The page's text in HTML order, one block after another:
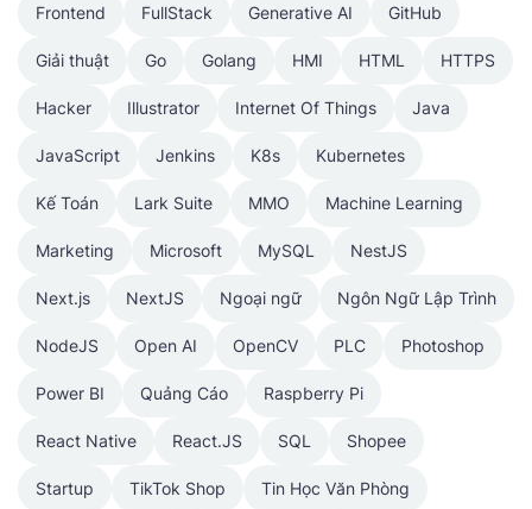
Frontend FullStack Generative AI GitHub
Giải thuật Go Golang HMI HTML HTTPS
Hacker Illustrator Internet Of Things Java
JavaScript Jenkins K8s Kubernetes
Kế Toán Lark Suite MMO Machine Learning
Marketing Microsoft MySQL NestJS
Next.js NextJS Ngoại ngữ Ngôn Ngữ Lập Trình
NodeJS Open AI OpenCV PLC Photoshop
Power BI Quảng Cáo Raspberry Pi
React Native React.JS SQL Shopee
Startup TikTok Shop Tin Học Văn Phòng